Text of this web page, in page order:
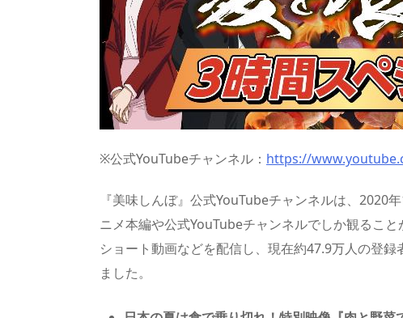
※公式YouTubeチャンネル： https://
『美味しんぼ』公式YouTubeチャンネルは、2020
ニメ本編や公式YouTubeチャンネルでしか観るこ
ショート動画などを配信し、現在約47.9万人の登
ました。